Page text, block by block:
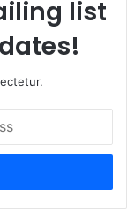
list